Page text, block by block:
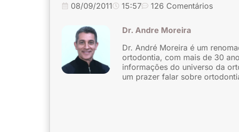
08/09/2011
15:57 126 Comentários
Dr. Andre Moreira
Dr. André Moreira é um
ortodontia, com mais de 30
informações do universo da
um prazer falar sobre